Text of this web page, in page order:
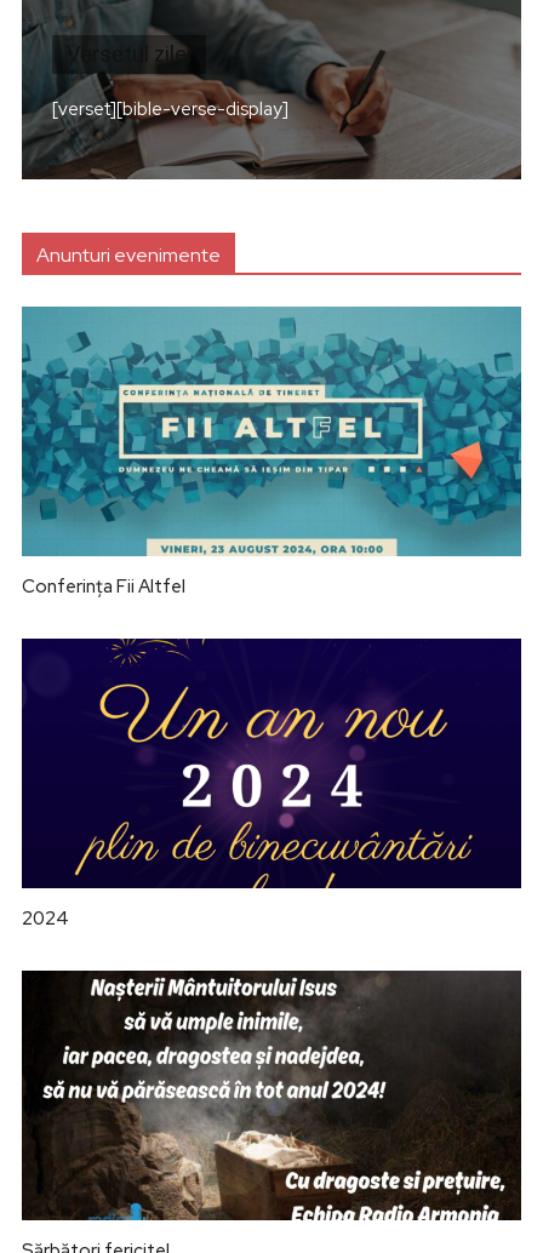
Versetul zilei
[verset][bible-verse-display]
Anunturi evenimente
Conferința Fii Altfel
2024